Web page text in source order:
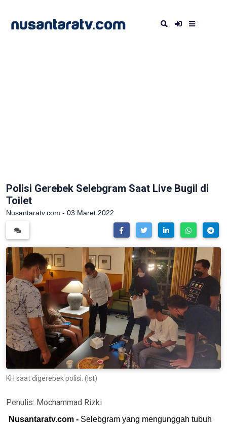
Polisi Gerebek Selebgram Saat Live Bugil di
Toilet
Nusantaratv.com - 03 Maret 2022
KH saat digerebek polisi. (Ist)
Penulis: Mochammad Rizki
Nusantaratv.com - Selebgram yang mengunggah tubuh